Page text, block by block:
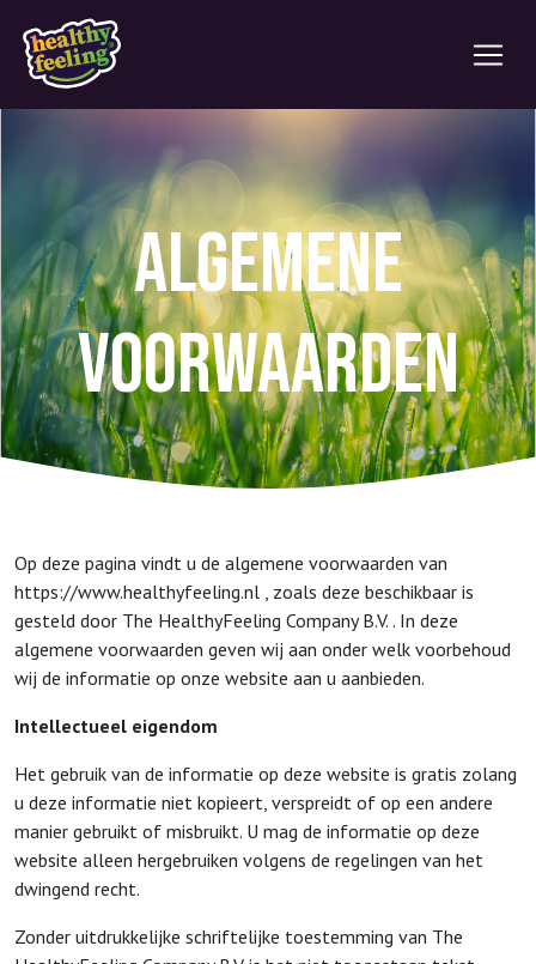
Algemene
voorwaarden
Op deze pagina vindt u de algemene voorwaarden van
https://www.healthyfeeling.nl , zoals deze beschikbaar is
gesteld door The HealthyFeeling Company B.V. . In deze
algemene voorwaarden geven wij aan onder welk voorbehoud
wij de informatie op onze website aan u aanbieden.
Intellectueel eigendom
Het gebruik van de informatie op deze website is gratis zolang
u deze informatie niet kopieert, verspreidt of op een andere
manier gebruikt of misbruikt. U mag de informatie op deze
website alleen hergebruiken volgens de regelingen van het
dwingend recht.
Zonder uitdrukkelijke schriftelijke toestemming van The